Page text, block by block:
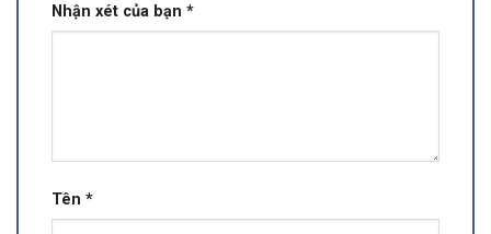
Nhận xét của bạn *
Tên *